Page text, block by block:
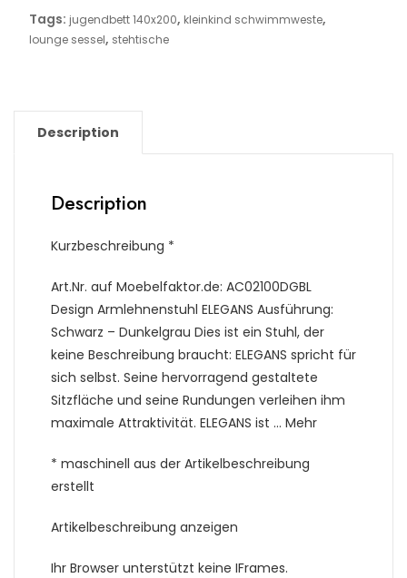
Tags: jugendbett 140x200, kleinkind schwimmweste,
lounge sessel, stehtische
Description
Description
Kurzbeschreibung *
Art.Nr. auf Moebelfaktor.de: AC02100DGBL
Design Armlehnenstuhl ELEGANS Ausführung:
Schwarz – Dunkelgrau Dies ist ein Stuhl, der
keine Beschreibung braucht: ELEGANS spricht für
sich selbst. Seine hervorragend gestaltete
Sitzfläche und seine Rundungen verleihen ihm
maximale Attraktivität. ELEGANS ist … Mehr
* maschinell aus der Artikelbeschreibung
erstellt
Artikelbeschreibung anzeigen
Ihr Browser unterstützt keine IFrames.